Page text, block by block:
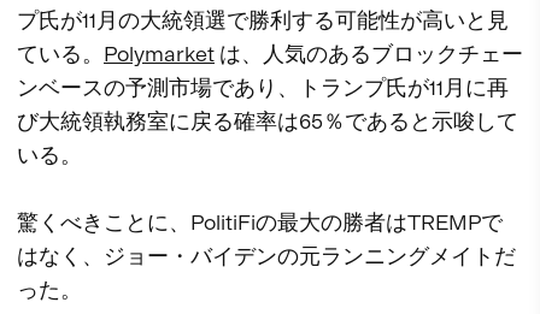
プ氏が11月の大統領選で勝利する可能性が高いと見
ている。 Polymarket は、人気のあるブロックチェー
ンベースの予測市場であり、トランプ氏が11月に再
び大統領執務室に戻る確率は65％であると示唆して
いる。
驚くべきことに、PolitiFiの最大の勝者はTREMPで
はなく、ジョー・バイデンの元ランニングメイトだ
った。